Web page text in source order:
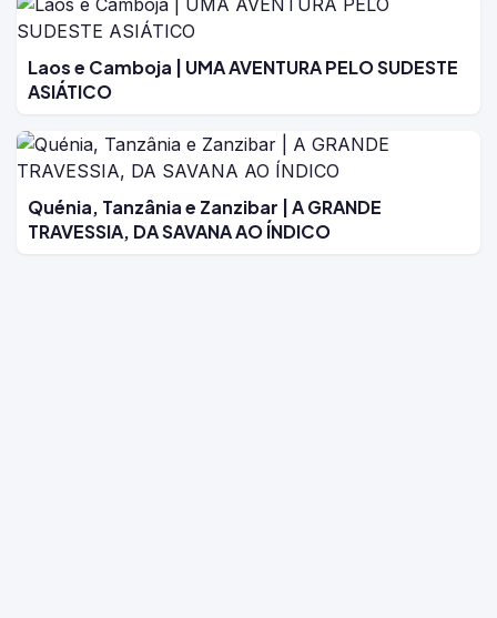
Laos e Camboja | UMA AVENTURA PELO SUDESTE
ASIÁTICO
Quénia, Tanzânia e Zanzibar | A GRANDE
TRAVESSIA, DA SAVANA AO ÍNDICO